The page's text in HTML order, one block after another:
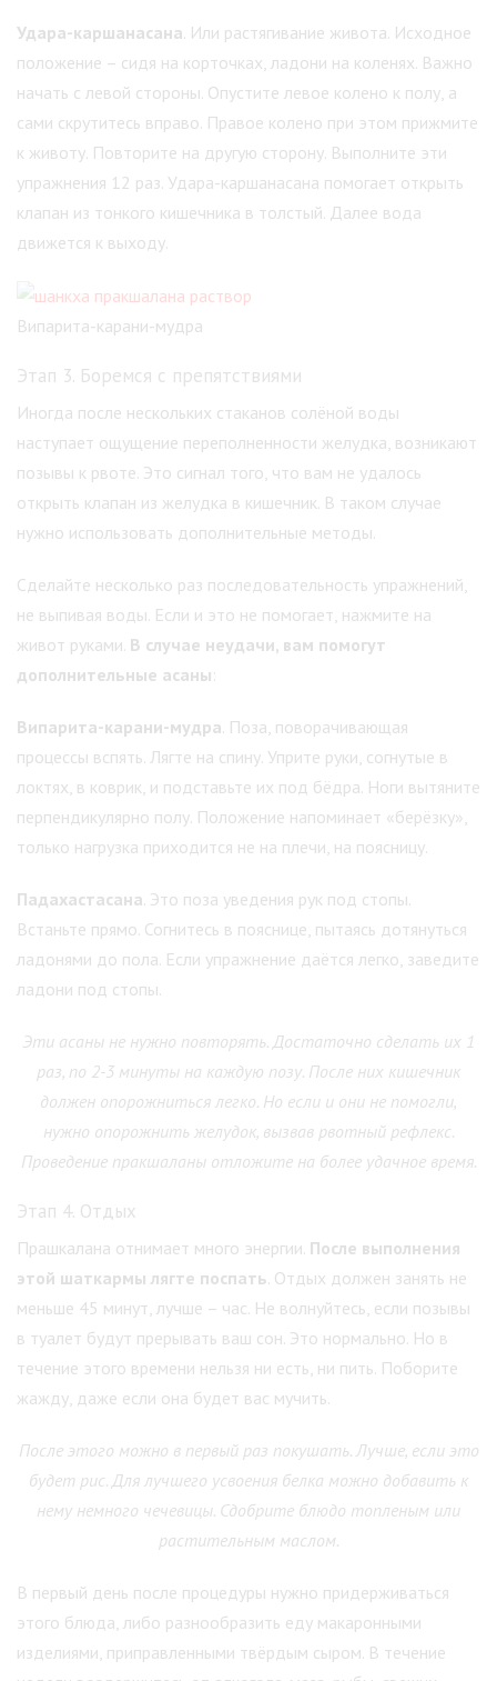
Удара-каршанасана . Или растягивание живота. Исходное
положение – сидя на корточках, ладони на коленях. Важно
начать с левой стороны. Опустите левое колено к полу, а
сами скрутитесь вправо. Правое колено при этом прижмите
к животу. Повторите на другую сторону. Выполните эти
упражнения 12 раз. Удара-каршанасана помогает открыть
клапан из тонкого кишечника в толстый. Далее вода
движется к выходу.
Випарита-карани-мудра
Этап 3. Боремся с препятствиями
Иногда после нескольких стаканов солёной воды
наступает ощущение переполненности желудка, возникают
позывы к рвоте. Это сигнал того, что вам не удалось
открыть клапан из желудка в кишечник. В таком случае
нужно использовать дополнительные методы.
Сделайте несколько раз последовательность упражнений,
не выпивая воды. Если и это не помогает, нажмите на
живот руками. В случае неудачи, вам помогут
дополнительные асаны:
Випарита-карани-мудра. Поза, поворачивающая
процессы вспять. Лягте на спину. Уприте руки, согнутые в
локтях, в коврик, и подставьте их под бёдра. Ноги вытяните
перпендикулярно полу. Положение напоминает «берёзку»,
только нагрузка приходится не на плечи, на поясницу.
Падахастасана. Это поза уведения рук под стопы.
Встаньте прямо. Согнитесь в пояснице, пытаясь дотянуться
ладонями до пола. Если упражнение даётся легко, заведите
ладони под стопы.
Эти асаны не нужно повторять. Достаточно сделать их 1
раз, по 2-3 минуты на каждую позу. После них кишечник
должен опорожниться легко. Но если и они не помогли,
нужно опорожнить желудок, вызвав рвотный рефлекс.
Проведение пракшаланы отложите на более удачное время.
Этап 4. Отдых
Прашкалана отнимает много энергии. После выполнения
этой шаткармы лягте поспать. Отдых должен занять не
меньше 45 минут, лучше – час. Не волнуйтесь, если позывы
в туалет будут прерывать ваш сон. Это нормально. Но в
течение этого времени нельзя ни есть, ни пить. Поборите
жажду, даже если она будет вас мучить.
После этого можно в первый раз покушать. Лучше, если это
будет рис. Для лучшего усвоения белка можно добавить к
нему немного чечевицы. Сдобрите блюдо топленым или
растительным маслом.
В первый день после процедуры нужно придерживаться
этого блюда, либо разнообразить еду макаронными
изделиями, приправленными твёрдым сыром. В течение